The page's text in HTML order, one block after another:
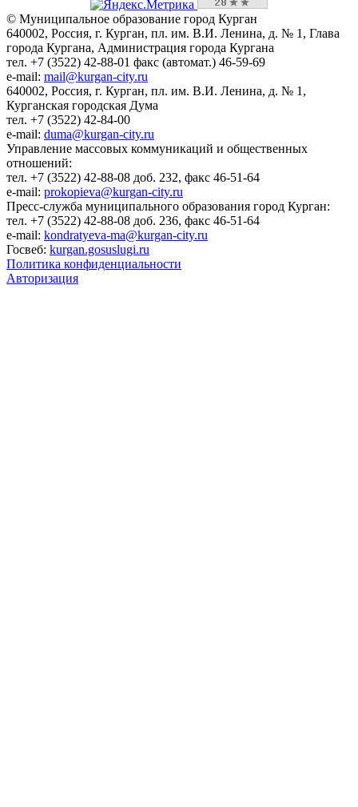
© Муниципальное образование город Курган
640002, Россия, г. Курган, пл. им. В.И. Ленина, д. № 1, Глава
города Кургана, Администрация города Кургана
тел. +7 (3522) 42-88-01 факс (автомат.) 46-59-69
e-mail: mail@kurgan-city.ru
640002, Россия, г. Курган, пл. им. В.И. Ленина, д. № 1,
Курганская городская Дума
тел. +7 (3522) 42-84-00
e-mail: duma@kurgan-city.ru
Управление массовых коммуникаций и общественных
отношений:
тел. +7 (3522) 42-88-08 доб. 232, факс 46-51-64
e-mail: prokopieva@kurgan-city.ru
Пресс-служба муниципального образования город Курган:
тел. +7 (3522) 42-88-08 доб. 236, факс 46-51-64
e-mail: kondratyeva-ma@kurgan-city.ru
Госвеб: kurgan.gosuslugi.ru
Политика конфиденциальности
Авторизация